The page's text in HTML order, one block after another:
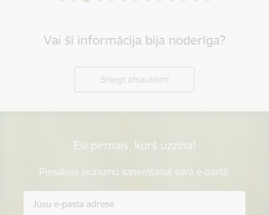
Vai šī informācija bija noderīga?
Sniegt atsauksmi
Esi pirmais, kurš uzzina!
Piesakies jaunumu saņemšanai savā e-pastā.